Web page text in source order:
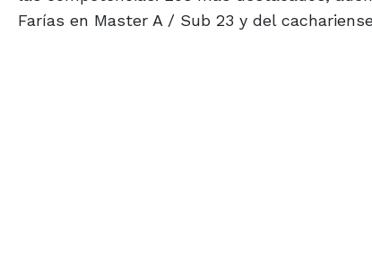
Farías en Master A / Sub 23 y del